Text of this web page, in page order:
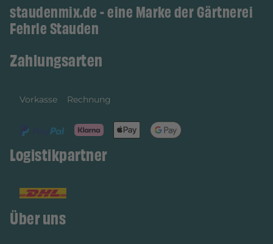
staudenmix.de - eine Marke der Gärtnerei
Fehrle Stauden
Zahlungsarten
Vorkasse Rechnung
Logistikpartner
Über uns